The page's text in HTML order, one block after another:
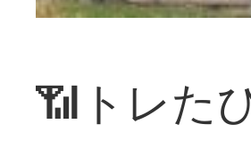
📶トレた